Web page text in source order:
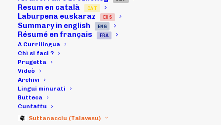
Resum en català CAT
Laburpena euskaraz EUS
Summary in english ENG
Résumé en français FRA
A Currilingua
Chì si faci ?
Prugetta
Videò
Archivi
Lingui minurati
Butteca
Cuntattu
Suttanacciu (Talavesu)
Cunfarenzi à
nantu à a
Cuufficialità in
Bastia ;
resucontu
13/03/2016 | INARCHIVI